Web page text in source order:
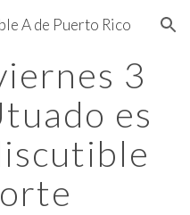
Skip to navigation
A de Puerto Rico
3
es